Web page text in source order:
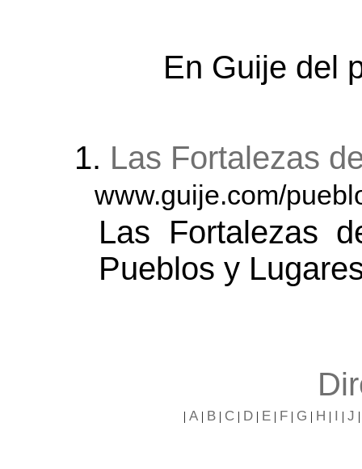
En Guije del
1. Las Fortalezas
www.guije.com/
Las Fortalezas
Pueblos y
| A | B | C | D | E | F | G | H | I | J